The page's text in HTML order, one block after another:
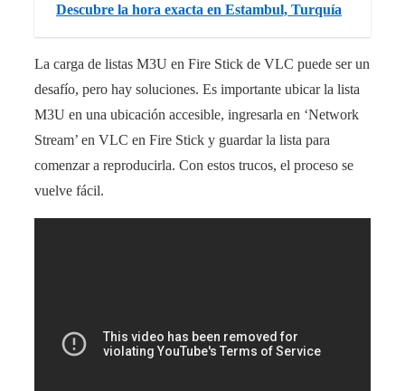
Descubre la hora exacta en Estambul, Turquía
La carga de listas M3U en Fire Stick de VLC puede ser un
desafío, pero hay soluciones. Es importante ubicar la lista
M3U en una ubicación accesible, ingresarla en ‘Network
Stream’ en VLC en Fire Stick y guardar la lista para
comenzar a reproducirla. Con estos trucos, el proceso se
vuelve fácil.